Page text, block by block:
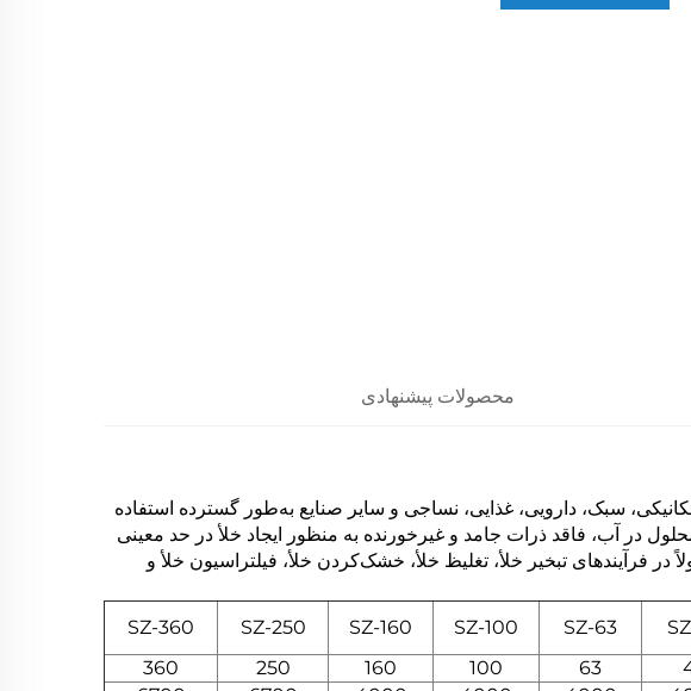
محصولات پیشنهادی
سبک، دارویی، غذایی، نساجی و سایر صنایع به‌طور گسترده استفاده
در آب، فاقد ذرات جامد و غیرخورنده به منظور ایجاد خلأ در حد معینی
فرآیندهای تبخیر خلأ، تغلیظ خلأ، خشک‌کردن خلأ، فیلتراسیون خلأ و
SZ-63
SZ-100
SZ-160
SZ-250
SZ-360
63
100
160
250
360